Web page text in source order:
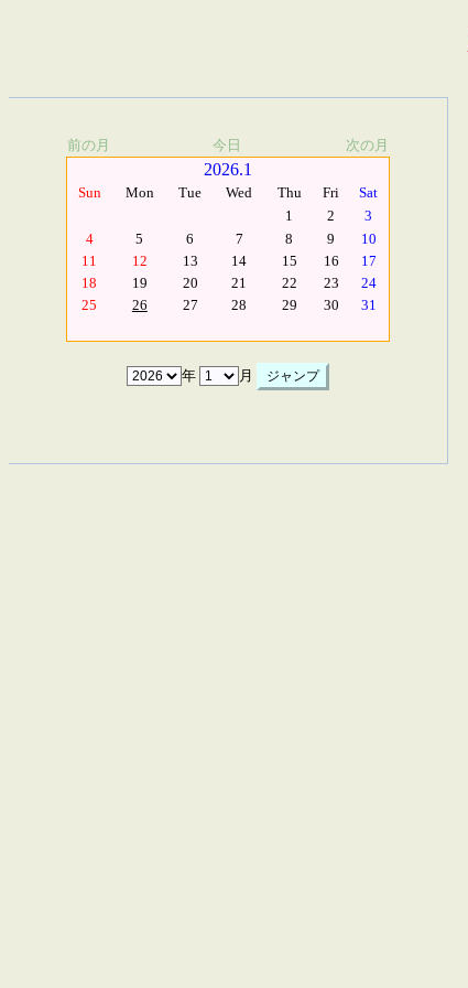
前の月 今日 次の月
2026.1
Sun Mon Tue Wed Thu Fri
Sat
1
2
3
4
5 6 7 8 9
10
11
12 13 14 15 16
17
18
19 20 21 22 23
24
25
26 27 28 29 30 31
年 月